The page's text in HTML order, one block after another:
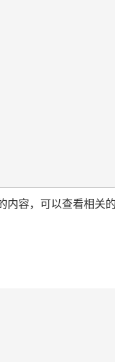
内容，可以查看相关的